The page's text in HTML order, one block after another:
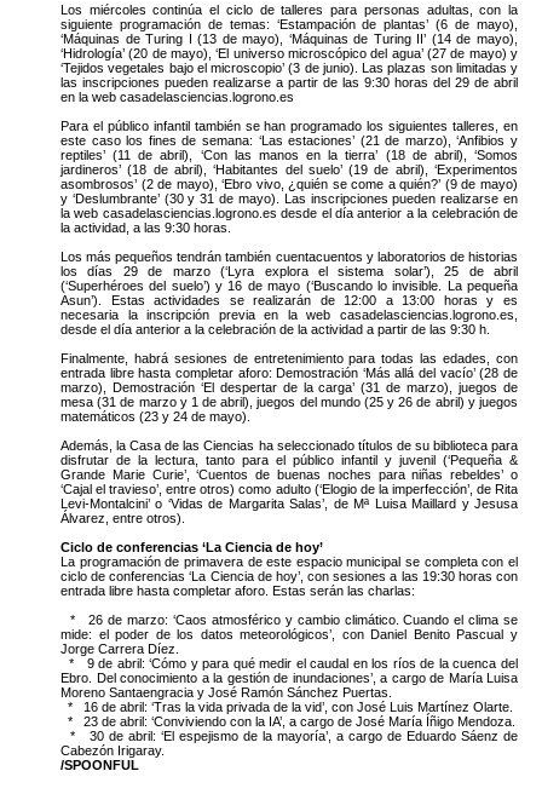
Los miércoles continúa el ciclo de talleres para personas adultas, con la
siguiente programación de temas: ‘Estampación de plantas’ (6 de mayo),
‘Máquinas de Turing I (13 de mayo), ‘Máquinas de Turing II’ (14 de mayo),
‘Hidrología’ (20 de mayo), ‘El universo microscópico del agua’ (27 de mayo) y
‘Tejidos vegetales bajo el microscopio’ (3 de junio). Las plazas son limitadas y
las inscripciones pueden realizarse a partir de las 9:30 horas del 29 de abril
en la web casadelasciencias.logrono.es
Para el público infantil también se han programado los siguientes talleres, en
este caso los fines de semana: ‘Las estaciones’ (21 de marzo), ‘Anfibios y
reptiles’ (11 de abril), ‘Con las manos en la tierra’ (18 de abril), ‘Somos
jardineros’ (18 de abril), ‘Habitantes del suelo’ (19 de abril), ‘Experimentos
asombrosos’ (2 de mayo), ‘Ebro vivo, ¿quién se come a quién?’ (9 de mayo)
y ‘Deslumbrante’ (30 y 31 de mayo). Las inscripciones pueden realizarse en
la web casadelasciencias.logrono.es desde el día anterior a la celebración de
la actividad, a las 9:30 horas.
Los más pequeños tendrán también cuentacuentos y laboratorios de historias
los días 29 de marzo (‘Lyra explora el sistema solar’), 25 de abril
(‘Superhéroes del suelo’) y 16 de mayo (‘Buscando lo invisible. La pequeña
Asun’). Estas actividades se realizarán de 12:00 a 13:00 horas y es
necesaria la inscripción previa en la web casadelasciencias.logrono.es,
desde el día anterior a la celebración de la actividad a partir de las 9:30 h.
Finalmente, habrá sesiones de entretenimiento para todas las edades, con
entrada libre hasta completar aforo: Demostración ‘Más allá del vacío’ (28 de
marzo), Demostración ‘El despertar de la carga’ (31 de marzo), juegos de
mesa (31 de marzo y 1 de abril), juegos del mundo (25 y 26 de abril) y juegos
matemáticos (23 y 24 de mayo).
Además, la Casa de las Ciencias ha seleccionado títulos de su biblioteca para
disfrutar de la lectura, tanto para el público infantil y juvenil (‘Pequeña &
Grande Marie Curie’, ‘Cuentos de buenas noches para niñas rebeldes’ o
‘Cajal el travieso’, entre otros) como adulto (‘Elogio de la imperfección’, de Rita
Levi-Montalcini’ o ‘Vidas de Margarita Salas’, de Mª Luisa Maillard y Jesusa
Álvarez, entre otros).
Ciclo de conferencias ‘La Ciencia de hoy’
La programación de primavera de este espacio municipal se completa con el
ciclo de conferencias ‘La Ciencia de hoy’, con sesiones a las 19:30 horas con
entrada libre hasta completar aforo. Estas serán las charlas:
* 26 de marzo: ‘Caos atmosférico y cambio climático. Cuando el clima se
mide: el poder de los datos meteorológicos’, con Daniel Benito Pascual y
Jorge Carrera Díez.
* 9 de abril: ‘Cómo y para qué medir el caudal en los ríos de la cuenca del
Ebro. Del conocimiento a la gestión de inundaciones’, a cargo de María Luisa
Moreno Santaengracia y José Ramón Sánchez Puertas.
* 16 de abril: ‘Tras la vida privada de la vid’, con José Luis Martínez Olarte.
* 23 de abril: ‘Conviviendo con la IA’, a cargo de José María Íñigo Mendoza.
* 30 de abril: ‘El espejismo de la mayoría’, a cargo de Eduardo Sáenz de
Cabezón Irigaray.
/SPOONFUL